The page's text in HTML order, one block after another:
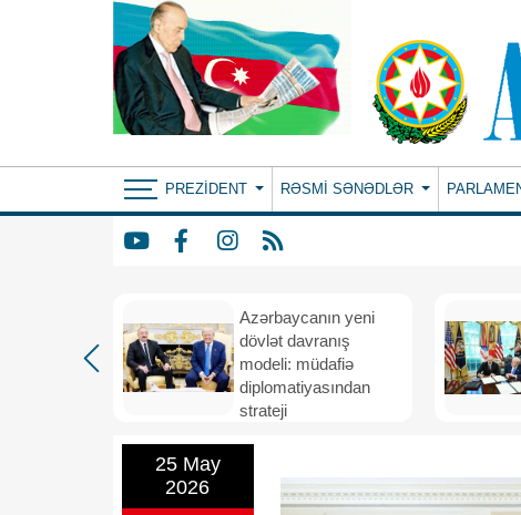
PREZIDENT RƏSMI SƏNƏDLƏR
Azərbaycanın yeni
dövlət davranış
modeli: müdafiə
diplomatiyasından
strateji
25 May
2026